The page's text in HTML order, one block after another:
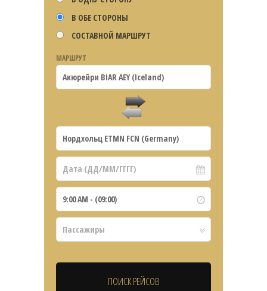
В ОБЕ СТОРОНЫ
СОСТАВНОЙ МАРШРУТ
МАРШРУТ